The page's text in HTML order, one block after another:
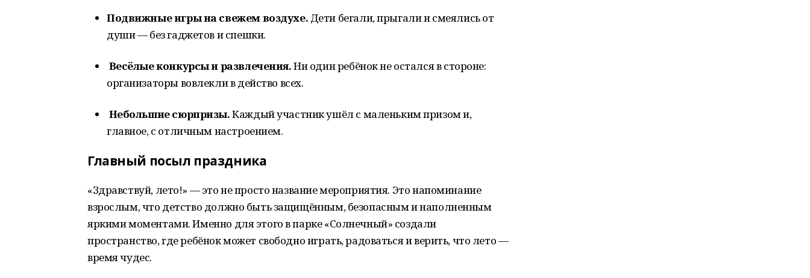
Подвижные игры на свежем воздухе. Дети бегали, прыгали и смеялись от
души — без гаджетов и спешки.
Весёлые конкурсы и развлечения.Ни один ребёнок не остался в стороне:
организаторы вовлекли в действо всех.
Небольшие сюрпризы.Каждый участник ушёл с маленьким призом и,
главное, с отличным настроением.
Главный посыл праздника
«Здравствуй, лето!» — это не просто название мероприятия. Это напоминание
взрослым, что детство должно быть защищённым, безопасным и наполненным
яркими моментами. Именно для этого в парке «Солнечный» создали
пространство, где ребёнок может свободно играть, радоваться и верить, что лето —
время чудес.